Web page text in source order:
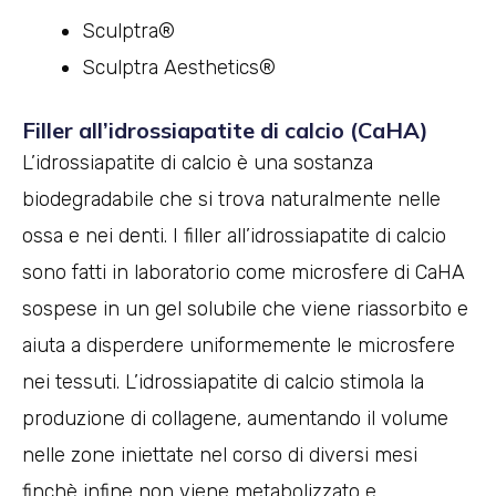
Sculptra®
Sculptra Aesthetics®
Filler all’idrossiapatite di calcio (CaHA)
L’idrossiapatite di calcio è una sostanza
biodegradabile che si trova naturalmente nelle
ossa e nei denti. I filler all’idrossiapatite di calcio
sono fatti in laboratorio come microsfere di CaHA
sospese in un gel solubile che viene riassorbito e
aiuta a disperdere uniformemente le microsfere
nei tessuti. L’idrossiapatite di calcio stimola la
produzione di collagene, aumentando il volume
nelle zone iniettate nel corso di diversi mesi